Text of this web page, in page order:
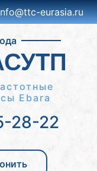
eurasia.ru
Ebara
28-22